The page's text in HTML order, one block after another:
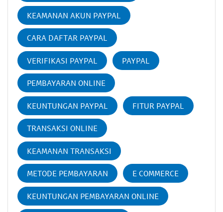
KEAMANAN AKUN PAYPAL
CARA DAFTAR PAYPAL
VERIFIKASI PAYPAL PAYPAL
PEMBAYARAN ONLINE
KEUNTUNGAN PAYPAL FITUR PAYPAL
TRANSAKSI ONLINE
KEAMANAN TRANSAKSI
METODE PEMBAYARAN E COMMERCE
KEUNTUNGAN PEMBAYARAN ONLINE